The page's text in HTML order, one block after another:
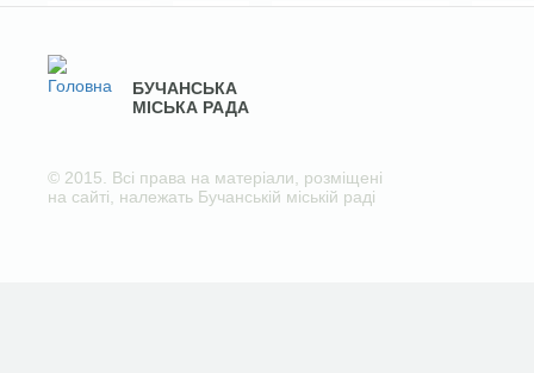
БУЧАНСЬКА
МІСЬКА РАДА
© 2015. Всі права на матеріали, розміщені
на сайті, належать Бучанській міській раді